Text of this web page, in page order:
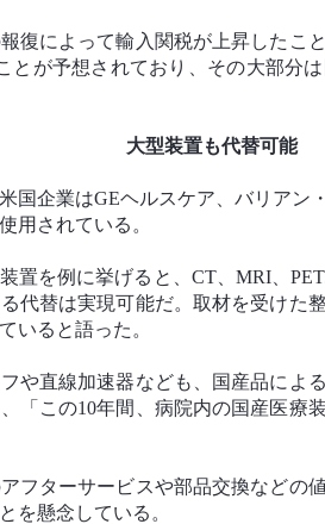
復によって輸入関税が上昇したこ
とが予想されており、その大部分
大型装置も代替可能
国企業はGEヘルスケア、バリア
用されている。
置を例に挙げると、CT、MRI、
代替は実現可能だ。取材を受けた
いると語った。
や直線加速器なども、国産品によ
「この10年間、病院内の国産医療
フターサービスや部品交換などの
を懸念している。